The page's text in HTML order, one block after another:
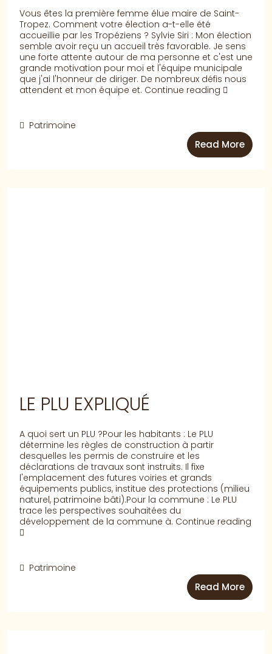
Vous êtes la première femme élue maire de Saint-
Tropez. Comment votre élection a-t-elle été
accueillie par les Tropéziens ? Sylvie Siri : Mon élection
semble avoir reçu un accueil très favorable. Je sens
une forte attente autour de ma personne et c'est une
grande motivation pour moi et l'équipe municipale
que j'ai l'honneur de diriger. De nombreux défis nous
attendent et mon équipe et. Continue reading
Patrimoine
Read More
LE PLU EXPLIQUÉ
A quoi sert un PLU ?Pour les habitants : Le PLU
détermine les règles de construction à partir
desquelles les permis de construire et les
déclarations de travaux sont instruits. Il fixe
l'emplacement des futures voiries et grands
équipements publics, institue des protections (milieu
naturel, patrimoine bâti).Pour la commune : Le PLU
trace les perspectives souhaitées du
développement de la commune à. Continue reading
Patrimoine
Read More